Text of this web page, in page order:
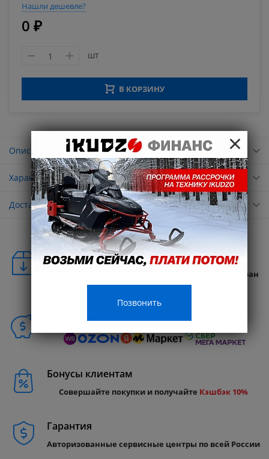
Нашли дешевле?
0 ₽
шт
В КОРЗИНУ
Описание
Характеристики
Доставка
Удобная доставка
Бесплатная доставка в любую точку России и стран
СНГ
Способы покупки
Бонусы клиентам
Совершайте покупки и получайте Кэшбэк 10%
Гарантия
Авторизованные сервисные центры по всей России
×
Позвонить